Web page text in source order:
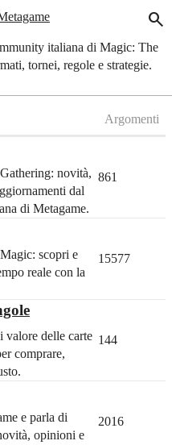
search
italiana di Magic: The
tornei, regole e strategie.
Argomenti
novità,
dal
di Metagame.
861
scopri e
reale con la
15577
valore delle carte
comprare,
144
e parla di
opinioni e
2016